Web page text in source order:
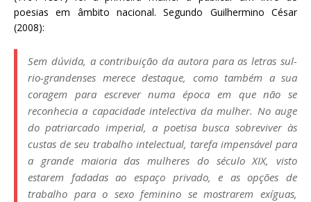
poesias em âmbito nacional. Segundo Guilhermino César
(2008):
Sem dúvida, a contribuição da autora para as letras sul-
rio-grandenses merece destaque, como também a sua
coragem para escrever numa época em que não se
reconhecia a capacidade intelectiva da mulher. No auge
do patriarcado imperial, a poetisa busca sobreviver às
custas de seu trabalho intelectual, tarefa impensável para
a grande maioria das mulheres do século XIX, visto
estarem fadadas ao espaço privado, e as opções de
trabalho para o sexo feminino se mostrarem exíguas,